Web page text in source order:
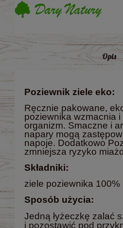
Opis
Poziewnik ziele eko:
Ręcznie pakowane,
poziewnika wzmacnia i
organizm. Smaczne i
napary mogą
napoje. Dodatkowo
zmniejsza ryzyko
Składniki:
ziele poziewnika 100%
Sposób użycia:
Jedną łyżeczkę zalać
i pozostawić pod